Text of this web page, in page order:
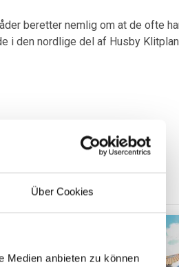
Über Cookies
Medien anbieten zu können
beretter nemlig om at de ofte
i den nordlige del af Husby